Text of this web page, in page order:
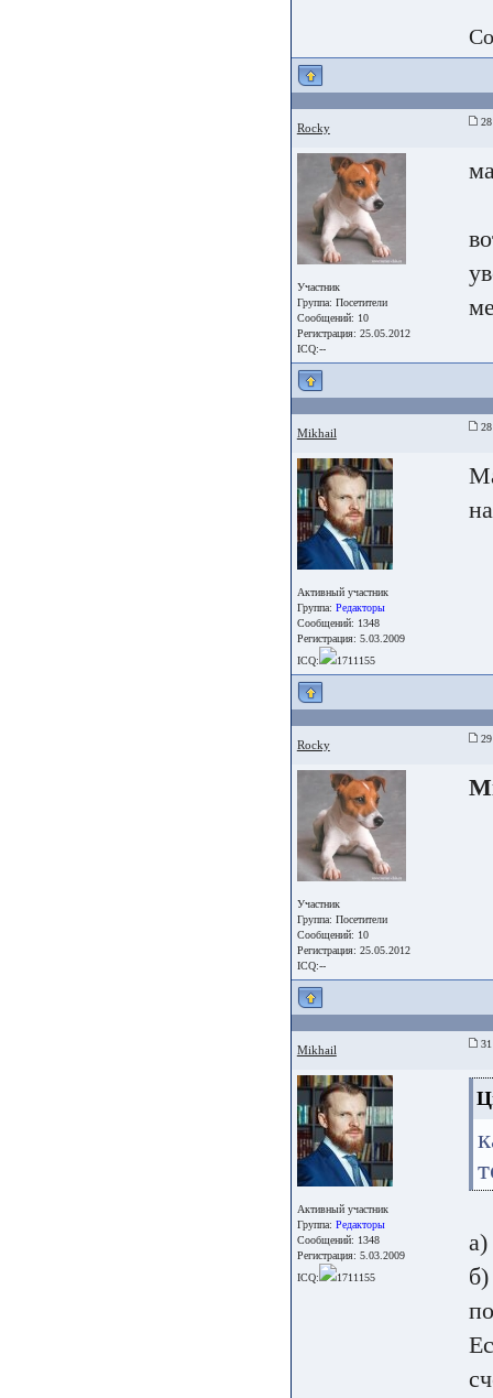
Rocky 28
Участник
Группа: Посетители
Сообщений: 10
Регистрация: 25.05.2012
ICQ:--
Mikhail 28
Активный участник
Группа: Редакторы
Сообщений: 1348
Регистрация: 5.03.2009
ICQ:
1711155
Rocky 29
Участник
Группа: Посетители
Сообщений: 10
Регистрация: 25.05.2012
ICQ:--
Mikhail 31
Активный участник
Группа: Редакторы
Сообщений: 1348
Регистрация: 5.03.2009
ICQ:
1711155